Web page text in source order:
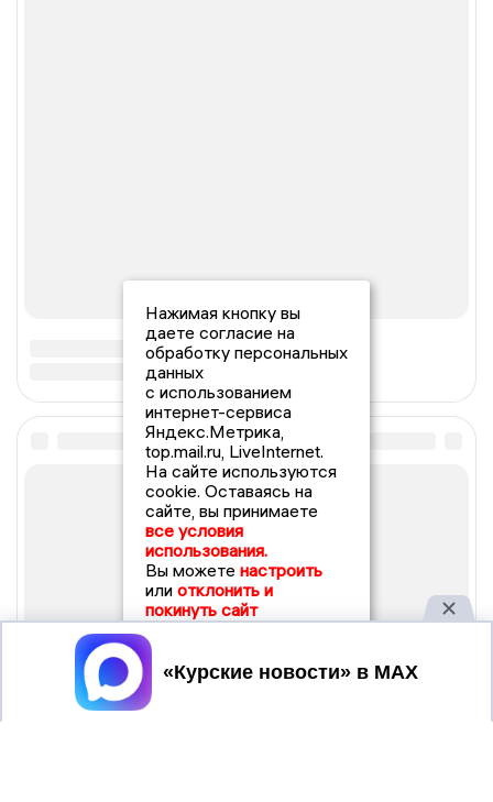
Нажимая кнопку вы
даете согласие на
обработку персональных
данных
с использованием
интернет-сервиса
Яндекс.Метрика,
top.mail.ru, LiveInternet.
На сайте используются
cookie. Оставаясь на
сайте, вы принимаете
все условия
использования.
Вы можете настроить
или отклонить и
покинуть сайт
Принять